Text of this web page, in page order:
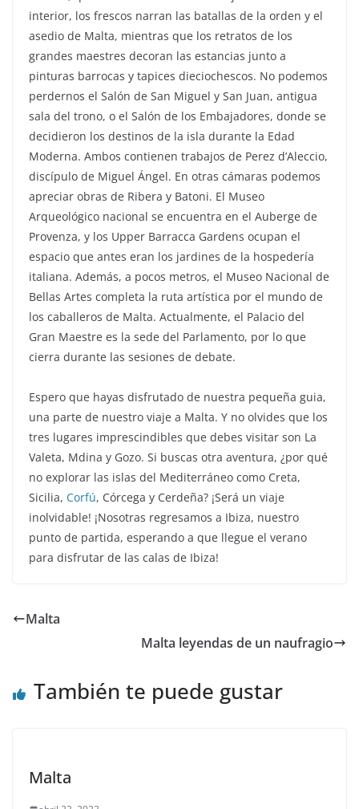
interior, los frescos narran las batallas de la orden y el
asedio de Malta, mientras que los retratos de los
grandes maestres decoran las estancias junto a
pinturas barrocas y tapices dieciochescos. No podemos
perdernos el Salón de San Miguel y San Juan, antigua
sala del trono, o el Salón de los Embajadores, donde se
decidieron los destinos de la isla durante la Edad
Moderna. Ambos contienen trabajos de Perez d’Aleccio,
discípulo de Miguel Ángel. En otras cámaras podemos
apreciar obras de Ribera y Batoni. El Museo
Arqueológico nacional se encuentra en el Auberge de
Provenza, y los Upper Barracca Gardens ocupan el
espacio que antes eran los jardines de la hospedería
italiana. Además, a pocos metros, el Museo Nacional de
Bellas Artes completa la ruta artística por el mundo de
los caballeros de Malta. Actualmente, el Palacio del
Gran Maestre es la sede del Parlamento, por lo que
cierra durante las sesiones de debate.
Espero que hayas disfrutado de nuestra pequeña guia,
una parte de nuestro viaje a Malta. Y no olvides que los
tres lugares imprescindibles que debes visitar son La
Valeta, Mdina y Gozo. Si buscas otra aventura, ¿por qué
no explorar las islas del Mediterráneo como Creta,
Sicilia, Corfú, Córcega y Cerdeña? ¡Será un viaje
inolvidable! ¡Nosotras regresamos a Ibiza, nuestro
punto de partida, esperando a que llegue el verano
para disfrutar de las calas de Ibiza!
Malta
Malta leyendas de un naufragio
También te puede gustar
Malta